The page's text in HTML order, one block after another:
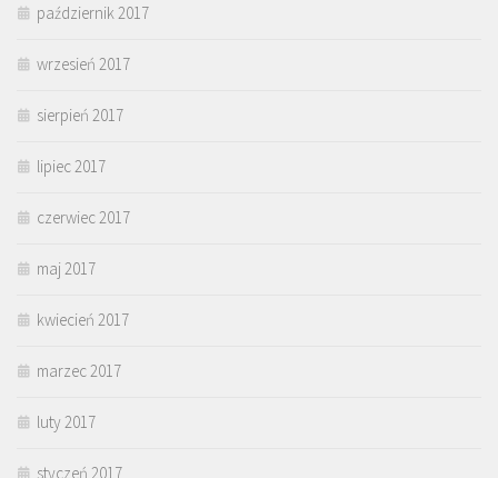
październik 2017
wrzesień 2017
sierpień 2017
lipiec 2017
czerwiec 2017
maj 2017
kwiecień 2017
marzec 2017
luty 2017
styczeń 2017